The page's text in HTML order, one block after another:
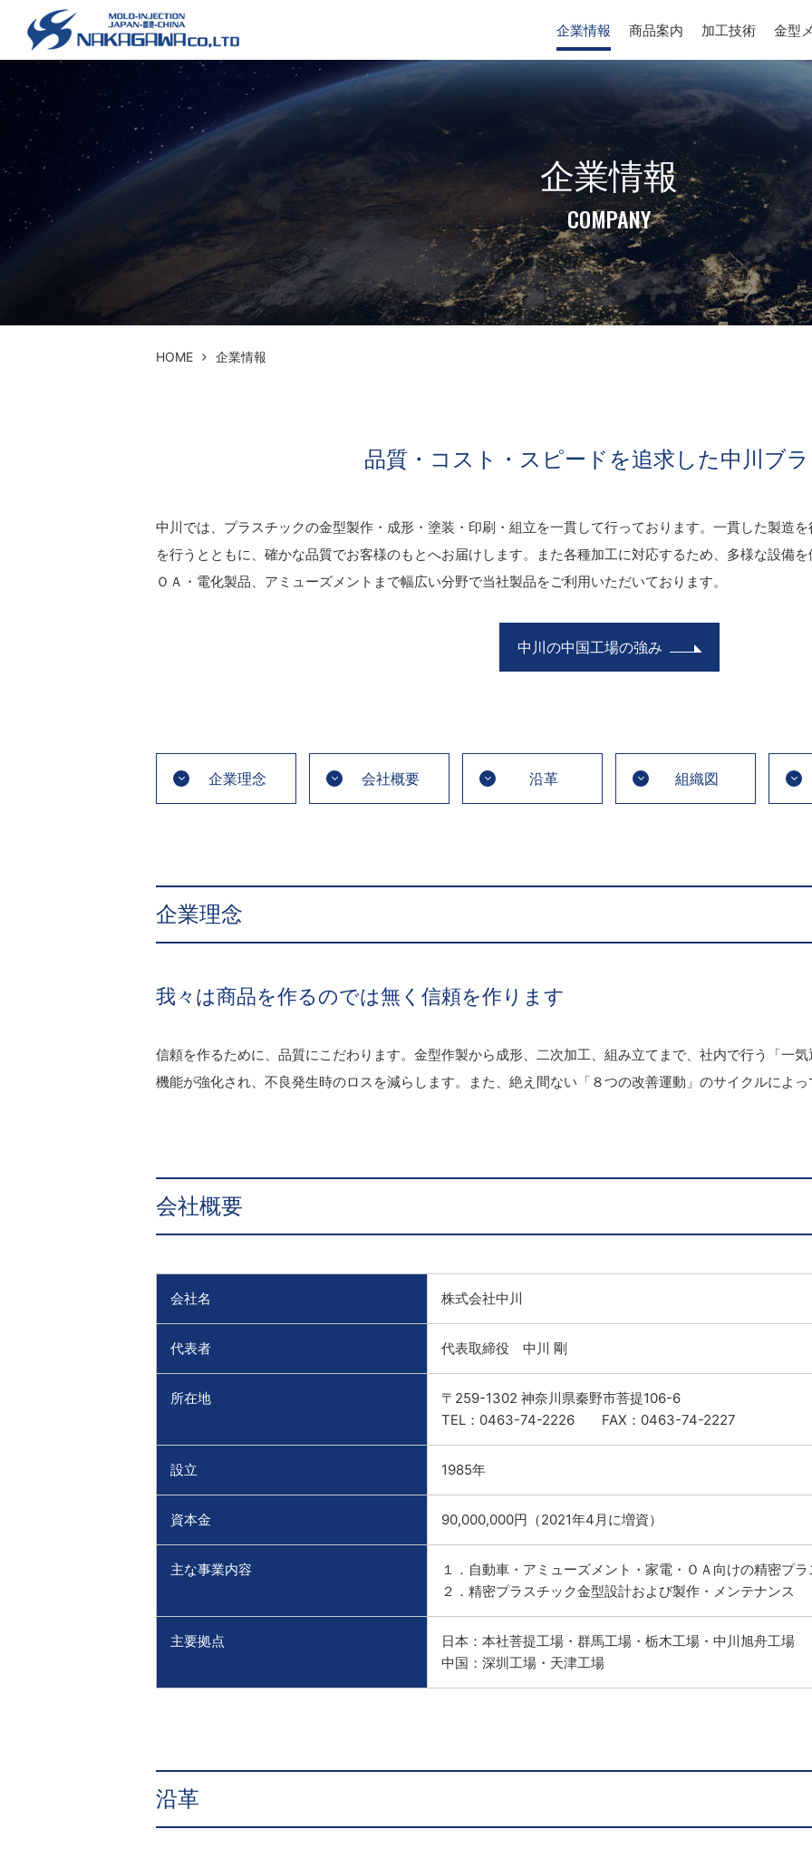
企業情報 商品案内 加工技術 金型
企業情報
COMPANY
HOME 企業情報
品質・コスト・スピードを追求した中川ブ
中川では、プラスチックの金型製作・成形・塗装・印刷・組立を一貫して行っております。一貫した製造
を行うとともに、確かな品質でお客様のもとへお届けします。また各種加工に対応するため、多様な設備
ＯＡ・電化製品、アミューズメントまで幅広い分野で当社製品をご利用いただいております。
中川の中国工場の強み
企業理念 会社概要 沿革 組織図
企業理念
我々は商品を作るのでは無く信頼を作ります
信頼を作るために、品質にこだわります。金型作製から成形、二次加工、組み立てまで、社内で行う「一
機能が強化され、不良発生時のロスを減らします。また、絶え間ない「８つの改善運動」のサイクルによ
会社概要
会社名 株式会社中川
代表者 代表取締役 中川 剛
所在地
〒259-1302 神奈川県秦野市菩提106-6
TEL：0463-74-2226 FAX：0463-74-2227
設立 1985年
資本金 90,000,000円（2021年4月に増資）
主な事業内容
１．自動車・アミューズメント・家電・ＯＡ向けの精密プ
２．精密プラスチック金型設計および製作・メンテナンス
主要拠点
日本：本社菩提工場・群馬工場・栃木工場・中川旭舟工場
中国：深圳工場・天津工場
沿革